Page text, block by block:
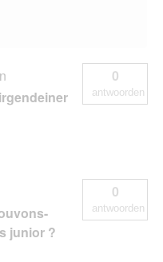
0
antwoorden
junior ?
0
antwoorden